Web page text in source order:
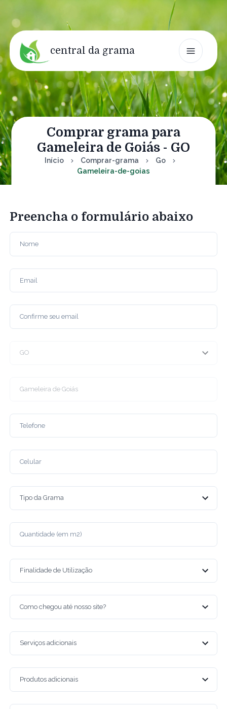
central da grama
Comprar grama para
Gameleira de Goiás - GO
Início Comprar-grama
Go
Gameleira-de-goias
Preencha o formulário abaixo